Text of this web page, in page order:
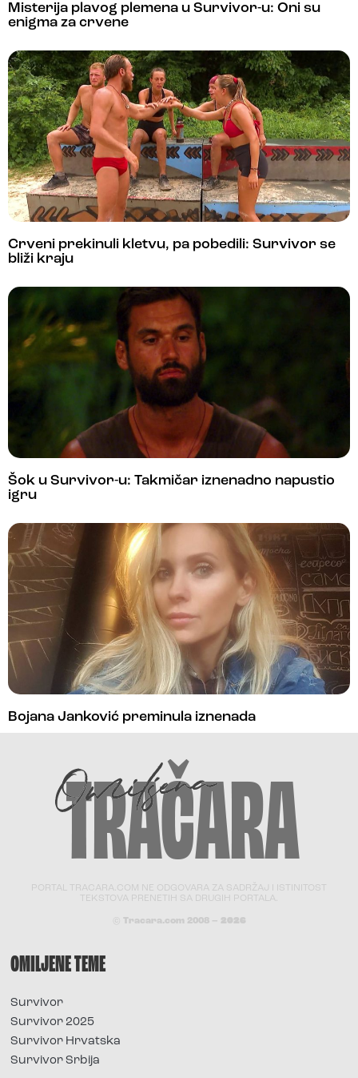
Misterija plavog plemena u Survivor-u: Oni su
enigma za crvene
Crveni prekinuli kletvu, pa pobedili: Survivor se
bliži kraju
Šok u Survivor-u: Takmičar iznenadno napustio
igru
Bojana Janković preminula iznenada
PORTAL TRACARA.COM NE ODGOVARA ZA SADRŽAJ I ISTINITOST
TEKSTOVA PRENETIH SA DRUGIH PORTALA.
© Tracara.com 2008 – 2026
OMILJENE TEME
Survivor
Survivor 2025
Survivor Hrvatska
Survivor Srbija